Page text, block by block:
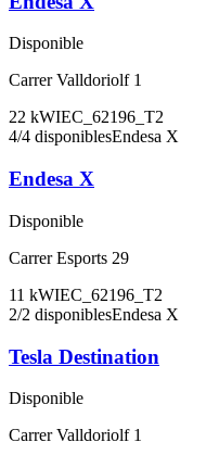
Disponible
Carrer Valldoriolf 1
22 kWIEC_62196_T2
4/4 disponiblesEndesa X
Endesa X
Disponible
Carrer Esports 29
11 kWIEC_62196_T2
2/2 disponiblesEndesa X
Tesla Destination
Disponible
Carrer Valldoriolf 1